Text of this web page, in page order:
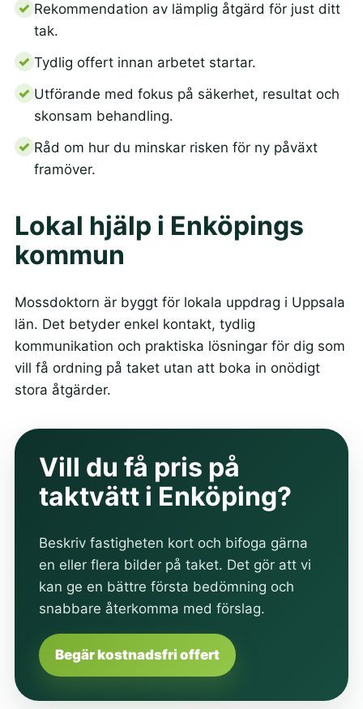
Rekommendation av lämplig åtgärd för just ditt
tak.
Tydlig offert innan arbetet startar.
Utförande med fokus på säkerhet, resultat och
skonsam behandling.
Råd om hur du minskar risken för ny påväxt
framöver.
Lokal hjälp i Enköpings
kommun
Mossdoktorn är byggt för lokala uppdrag i Uppsala
län. Det betyder enkel kontakt, tydlig
kommunikation och praktiska lösningar för dig som
vill få ordning på taket utan att boka in onödigt
stora åtgärder.
Vill du få pris på
taktvätt i Enköping?
Beskriv fastigheten kort och bifoga gärna
en eller flera bilder på taket. Det gör att vi
kan ge en bättre första bedömning och
snabbare återkomma med förslag.
Begär kostnadsfri offert